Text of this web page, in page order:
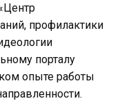
профилактики
порталу
опыте работы